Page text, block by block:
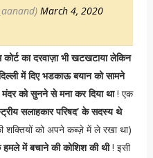
March 4, 2020
का दरवाज़ा भी खटखटाया लेकिन
में दिए भडकाऊ बयान को सामने
मंदर को सुनने से मना कर दिया था! एक
सलाहकार परिषद’ के सदस्य थे
शक्तियों को अपने कब्ज़े में ले रखा था)
में बचाने की कोशिश की थी! इसी